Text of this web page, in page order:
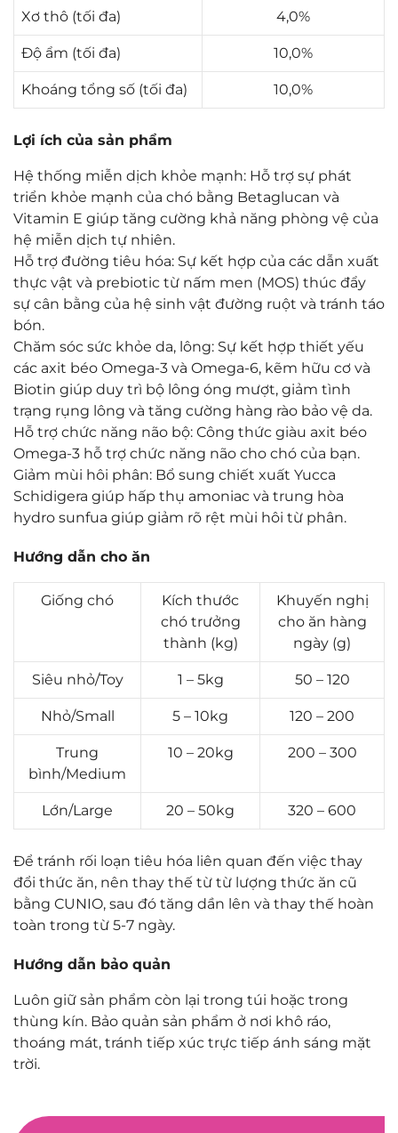
Xơ thô (tối đa) 4,0%
Độ ẩm (tối đa) 10,0%
Khoáng tổng số (tối đa) 10,0%
Lợi ích của sản phẩm
Hệ thống miễn dịch khỏe mạnh: Hỗ trợ sự phát
triển khỏe mạnh của chó bằng Betaglucan và
Vitamin E giúp tăng cường khả năng phòng vệ của
hệ miễn dịch tự nhiên.
Hỗ trợ đường tiêu hóa: Sự kết hợp của các dẫn xuất
thực vật và prebiotic từ nấm men (MOS) thúc đẩy
sự cân bằng của hệ sinh vật đường ruột và tránh táo
bón.
Chăm sóc sức khỏe da, lông: Sự kết hợp thiết yếu
các axit béo Omega-3 và Omega-6, kẽm hữu cơ và
Biotin giúp duy trì bộ lông óng mượt, giảm tình
trạng rụng lông và tăng cường hàng rào bảo vệ da.
Hỗ trợ chức năng não bộ: Công thức giàu axit béo
Omega-3 hỗ trợ chức năng não cho chó của bạn.
Giảm mùi hôi phân: Bổ sung chiết xuất Yucca
Schidigera giúp hấp thụ amoniac và trung hòa
hydro sunfua giúp giảm rõ rệt mùi hôi từ phân.
Hướng dẫn cho ăn
Giống chó
Kích thước
chó trưởng
thành (kg)
Khuyến nghị
cho ăn hàng
ngày (g)
Siêu nhỏ/Toy 1 – 5kg 50 – 120
Nhỏ/Small 5 – 10kg 120 – 200
Trung
bình/Medium
10 – 20kg 200 – 300
Lớn/Large 20 – 50kg 320 – 600
Để tránh rối loạn tiêu hóa liên quan đến việc thay
đổi thức ăn, nên thay thế từ từ lượng thức ăn cũ
bằng CUNIO, sau đó tăng dần lên và thay thế hoàn
toàn trong từ 5-7 ngày.
Hướng dẫn bảo quản
Luôn giữ sản phẩm còn lại trong túi hoặc trong
thùng kín. Bảo quản sản phẩm ở nơi khô ráo,
thoáng mát, tránh tiếp xúc trực tiếp ánh sáng mặt
trời.